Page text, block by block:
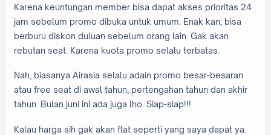
Karena keuntungan member bisa dapat akses prioritas 24
jam sebelum promo dibuka untuk umum. Enak kan, bisa
berburu diskon duluan sebelum orang lain. Gak akan
rebutan seat. Karena kuota promo selalu terbatas.
Nah, biasanya Airasia selalu adain promo besar-besaran
atau free seat di awal tahun, pertengahan tahun dan akhir
tahun. Bulan juni ini ada juga lho. Siap-siap!!!
Kalau harga sih gak akan flat seperti yang saya dapat ya.